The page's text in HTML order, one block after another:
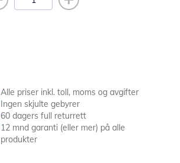
Alle priser inkl. toll, moms og avgifter
Ingen skjulte gebyrer
60 dagers full returrett
12 mnd garanti (eller mer) på alle
produkter